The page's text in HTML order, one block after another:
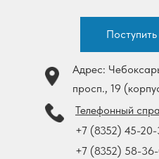
Адрес:
просп., 19
Телефонный
+7 (8352) 58-
+7 (8352) 45-20-